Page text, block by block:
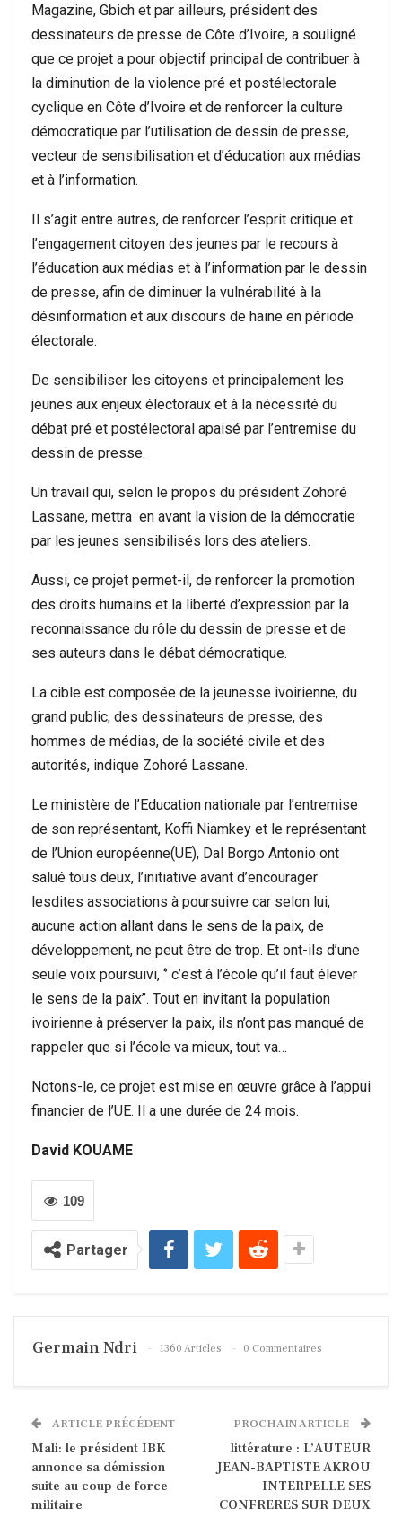
Magazine, Gbich et par ailleurs, président des
dessinateurs de presse de Côte d’Ivoire, a souligné
que ce projet a pour objectif principal de contribuer à
la diminution de la violence pré et postélectorale
cyclique en Côte d’Ivoire et de renforcer la culture
démocratique par l’utilisation de dessin de presse,
vecteur de sensibilisation et d’éducation aux médias
et à l’information.
Il s’agit entre autres, de renforcer l’esprit critique et
l’engagement citoyen des jeunes par le recours à
l’éducation aux médias et à l’information par le dessin
de presse, afin de diminuer la vulnérabilité à la
désinformation et aux discours de haine en période
électorale.
De sensibiliser les citoyens et principalement les
jeunes aux enjeux électoraux et à la nécessité du
débat pré et postélectoral apaisé par l’entremise du
dessin de presse.
Un travail qui, selon le propos du président Zohoré
Lassane, mettra en avant la vision de la démocratie
par les jeunes sensibilisés lors des ateliers.
Aussi, ce projet permet-il, de renforcer la promotion
des droits humains et la liberté d’expression par la
reconnaissance du rôle du dessin de presse et de
ses auteurs dans le débat démocratique.
La cible est composée de la jeunesse ivoirienne, du
grand public, des dessinateurs de presse, des
hommes de médias, de la société civile et des
autorités, indique Zohoré Lassane.
Le ministère de l’Education nationale par l’entremise
de son représentant, Koffi Niamkey et le représentant
de l’Union européenne(UE), Dal Borgo Antonio ont
salué tous deux, l’initiative avant d’encourager
lesdites associations à poursuivre car selon lui,
aucune action allant dans le sens de la paix, de
développement, ne peut être de trop. Et ont-ils d’une
seule voix poursuivi, ‘’ c’est à l’école qu’il faut élever
le sens de la paix’’. Tout en invitant la population
ivoirienne à préserver la paix, ils n’ont pas manqué de
rappeler que si l’école va mieux, tout va…
Notons-le, ce projet est mise en œuvre grâce à l’appui
financier de l’UE. Il a une durée de 24 mois.
David KOUAME
109
Partager
Germain Ndri 1360 Articles 0 Commentaires
ARTICLE PRÉCÉDENT
Mali: le président IBK
annonce sa démission
suite au coup de force
militaire
PROCHAIN ARTICLE
littérature : L’AUTEUR
JEAN-BAPTISTE AKROU
INTERPELLE SES
CONFRERES SUR DEUX